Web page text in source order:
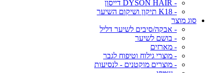
- DYSON HAIR דייסון
- K18 תיקון ושיקום השיער
סוג מוצר
- אבקה/סיבים לשיער דליל
- בושם לשיער
- מארזים
- מוצרי גילוח וטיפוח לגבר
- מוצרים מוקטנים - לנסיעות